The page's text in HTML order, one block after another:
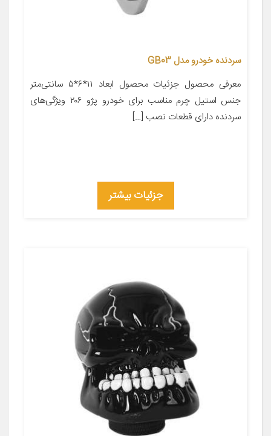
سردنده خودرو مدل GB03
معرفی محصول جزئیات محصول ابعاد ۱۱*۶*۵ سانتی‌متر
جنس استیل چرم مناسب برای خودرو پژو ۲۰۶ ویژگی‌های
سردنده دارای قطعات نصب […]
جزئیات بیشتر